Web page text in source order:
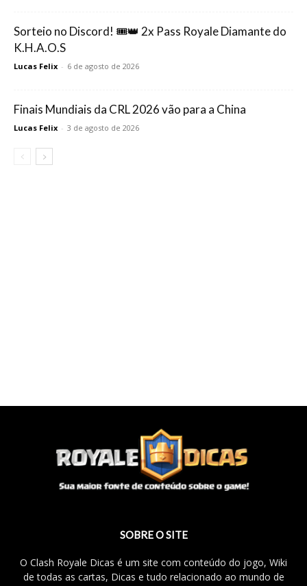
Sorteio no Discord! 🎟️👑 2x Pass Royale Diamante do
K.H.A.O.S
Lucas Felix - 6 de agosto de 2026
Finais Mundiais da CRL 2026 vão para a China
Lucas Felix - 3 de agosto de 2026
SOBRE O SITE
O Clash Royale Dicas é um site com conteúdo do jogo, Wiki
de todas as cartas, Dicas e tudo relacionado ao mundo de